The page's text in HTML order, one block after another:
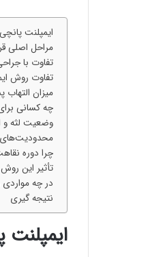
ایمپلنت
مراحل اصلی
تفاوت با
تفاوت روش
میزان
چه کسانی
وضعیت لثه و
محدودیت‌های
چرا دوره
تأثیر این
در چه
نتیجه گیری